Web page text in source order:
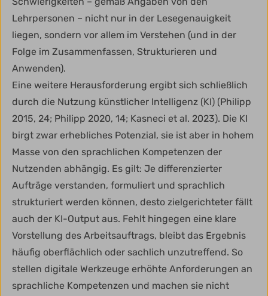
Lehrpersonen – nicht nur in der Lesegenauigkeit
liegen, sondern vor allem im Verstehen (und in der
Folge im Zusammenfassen, Strukturieren und
Anwenden).
Eine weitere Herausforderung ergibt sich schließlich
durch die Nutzung künstlicher Intelligenz (KI) (Philipp
2015, 24; Philipp 2020, 14; Kasneci et al. 2023). Die KI
birgt zwar erhebliches Potenzial, sie ist aber in hohem
Masse von den sprachlichen Kompetenzen der
Nutzenden abhängig. Es gilt: Je differenzierter
Aufträge verstanden, formuliert und sprachlich
strukturiert werden können, desto zielgerichteter fällt
auch der KI-Output aus. Fehlt hingegen eine klare
Vorstellung des Arbeitsauftrags, bleibt das Ergebnis
häufig oberflächlich oder sachlich unzutreffend. So
stellen digitale Werkzeuge erhöhte Anforderungen an
sprachliche Kompetenzen und machen sie nicht